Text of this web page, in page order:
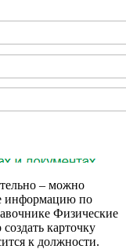
– можно
информацию по
Физические
карточку
к должности.